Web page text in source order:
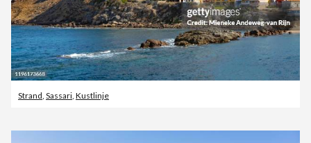
Strand, Sassari, Kustlinje